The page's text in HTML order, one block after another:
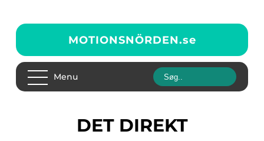
MOTIONSNÖRDEN.se
Menu
DET DIREKT